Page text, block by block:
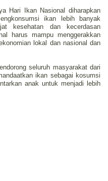
Hari Ikan Nasional diharapkan
ikan lebih banyak
kesehatan dan kecerdasan
harus mampu menggerakkan
lokal dan nasional dan
seluruh masyarakat dari
ikan sebagai kosumsi
anak untuk menjadi lebih